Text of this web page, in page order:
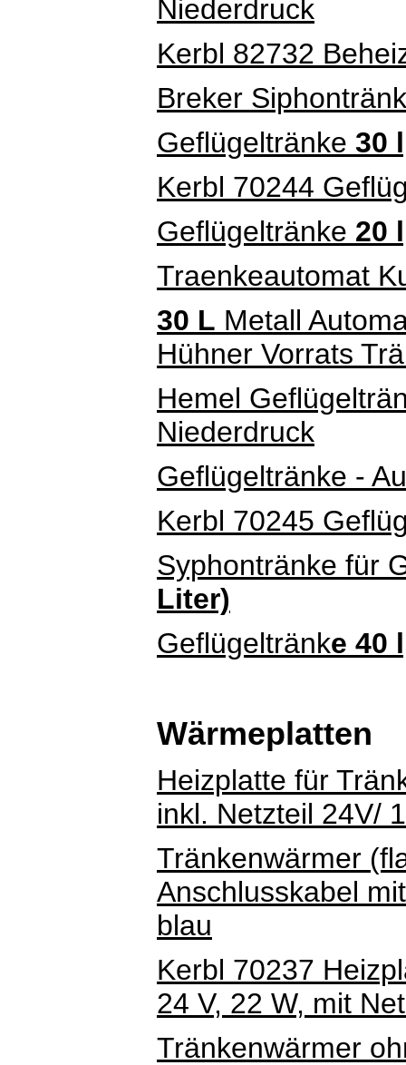
Niederdruck
Kerbl 82732
Breker
Geflügeltränke 30
Kerbl 70244
Geflügeltränke 20
Traenkeautomat
30 L Metall
Hühner Vorrats
Hemel
Niederdruck
Geflügeltränke -
Kerbl 70245
Syphontränke für
Liter)
Geflügeltränke 40
Wärmeplatten
Heizplatte für
inkl. Netzteil 24V/
Tränkenwärmer
Anschlusskabel
blau
Kerbl 70237
24 V, 22 W, mit
Tränkenwärmer